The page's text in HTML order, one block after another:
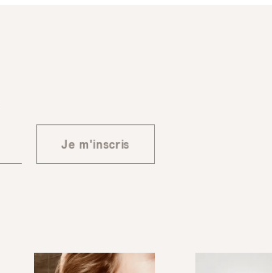
Je m'inscris